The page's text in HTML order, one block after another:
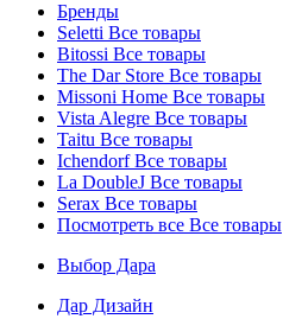
Бренды
Seletti Все товары
Bitossi Все товары
The Dar Store Все товары
Missoni Home Все товары
Vista Alegre Все товары
Taitu Все товары
IchendorfВсе товары
La DoubleJ Все товары
Serax Все товары
Посмотреть все Все товары
Выбор Дара
Дар Дизайн